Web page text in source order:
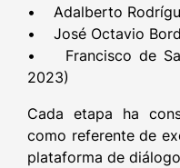
• Adalberto
• José Octavio
• Francisco de
2023)
Cada etapa ha
como referente de
plataforma de